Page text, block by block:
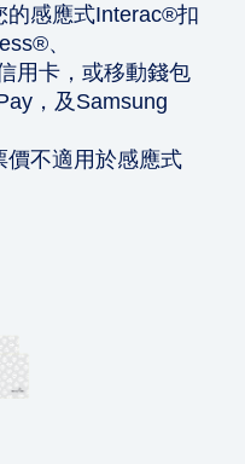
的感應式Interac®扣
、
用卡，或移動錢包
，及Samsung
價不適用於感應式